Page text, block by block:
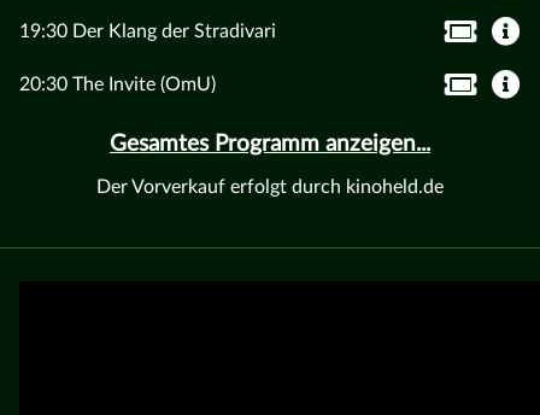
19:30 Der Klang der Stradivari
20:30 The Invite (OmU)
Gesamtes Programm anzeigen...
Der Vorverkauf erfolgt durch kinoheld.de